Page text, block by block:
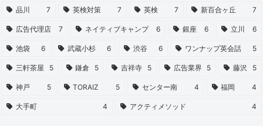
品川 7 英検対策 7 英検 7 新百合ヶ丘 7
広告代理店 7 ネイティブキャンプ 6 銀座 6 立川 6
池袋 6 武蔵小杉 6 渋谷 6 ワンナップ英会話 5
三軒茶屋 5 鎌倉 5 吉祥寺 5 広告業界 5 藤沢 5
神戸 5 TORAIZ 5 センター南 4 福岡 4
大手町 4 アクティメソッド 4